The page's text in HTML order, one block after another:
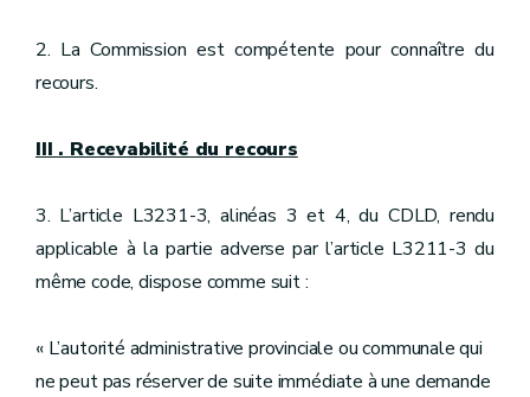
2. La Commission est compétente pour connaître du
recours.
III . Recevabilité du recours
3. L’article L3231-3, alinéas 3 et 4, du CDLD, rendu
applicable à la partie adverse par l’article L3211-3 du
même code, dispose comme suit :
« L’autorité administrative provinciale ou communale qui
ne peut pas réserver de suite immédiate à une demande